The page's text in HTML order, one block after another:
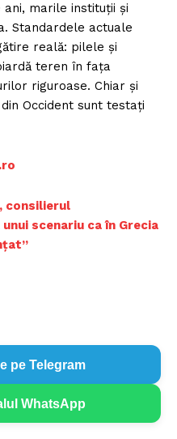
marile instituții și
Standardele actuale
reală: pilele și
teren în fața
riguroase. Chiar și
Occident sunt testați
consilierul
scenariu ca în Grecia
pe Telegram
WhatsApp